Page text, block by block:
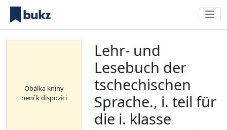
Obálka knihy
není k dispozici
Lehr- und
Lesebuch der
tschechischen
Sprache., i. teil für
die i. klasse